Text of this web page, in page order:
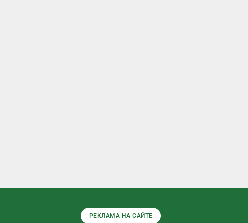
РЕКЛАМА НА САЙТЕ